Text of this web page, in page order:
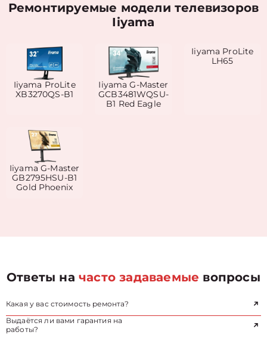
Ремонтируемые модели телевизоров
Iiyama
Iiyama ProLite
XB3270QS-B1
Iiyama G-Master
GCB3481WQSU-
B1 Red Eagle
Iiyama ProLite
LH65
Iiyama G-Master
GB2795HSU-B1
Gold Phoenix
Ответы начасто задаваемые вопросы
Какая у вас стоимость ремонта?
Выдаётся ли вами гарантия на
работы?